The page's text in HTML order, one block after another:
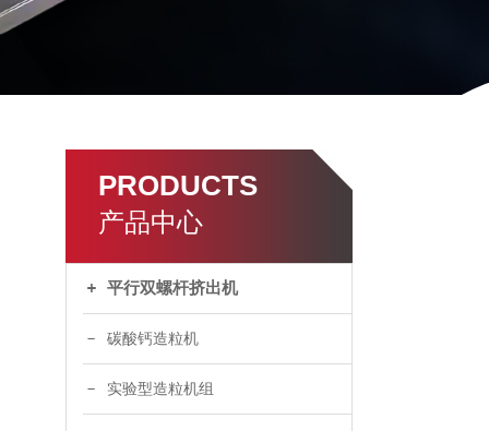
PRODUCTS
产品中心
平行双螺杆挤出机
碳酸钙造粒机
实验型造粒机组